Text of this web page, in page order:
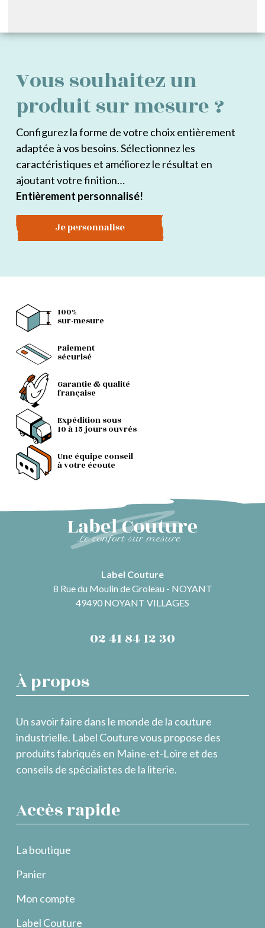
Vous souhaitez un
produit sur mesure ?
Configurez la forme de votre choix entièrement
adaptée à vos besoins. Sélectionnez les
caractéristiques et améliorez le résultat en
ajoutant votre finition…
Entièrement personnalisé!
Je personnalise
100%
sur-mesure
Paiement
sécurisé
Garantie & qualité
française
Expédition sous
10 à 15 jours ouvrés
Une équipe conseil
à votre écoute
Label Couture
8 Rue du Moulin de Groleau - NOYANT
49490 NOYANT VILLAGES
02 41 84 12 30
À propos
Un savoir faire dans le monde de la couture
industrielle. Label Couture vous propose des
produits fabriqués en Maine-et-Loire et des
conseils de spécialistes de la literie.
Accès rapide
La boutique
Panier
Mon compte
Label Couture